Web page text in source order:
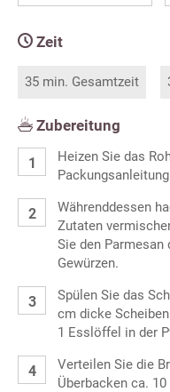
Zeit
35 min. Gesamtzeit
Zubereitung
Heizen Sie das
Währenddessen
Zutaten
Sie den
Gewürzen.
Spülen Sie das
cm dicke
1 Esslöffel in der
Verteilen Sie die
Überbacken ca.